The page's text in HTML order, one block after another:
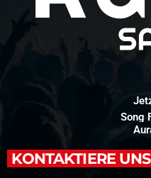
Song
KONTAKTIERE UNS